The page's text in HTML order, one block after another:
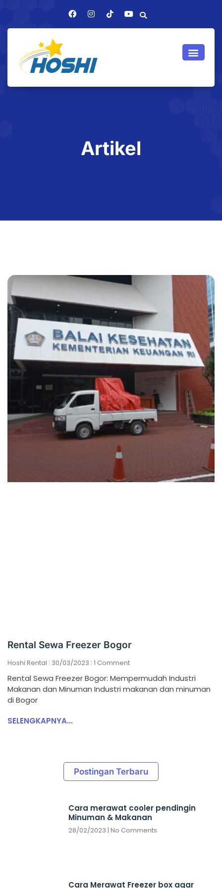
Artikel
Rental Sewa Freezer Bogor
Hoshi Rental 30/03/2023 1 Comment
Rental Sewa Freezer Bogor: Mempermudah Industri
Makanan dan Minuman Industri makanan dan minuman
di Bogor
SELENGKAPNYA...
Postingan Terbaru
Cara merawat cooler pendingin
Minuman & Makanan
28/02/2023 No Comments
Cara Merawat Freezer box agar